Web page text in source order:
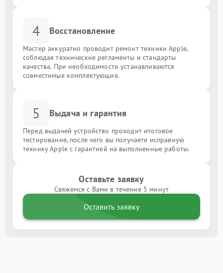
4 Восстановление
Мастер аккуратно проводит ремонт техники Apple,
соблюдая технические регламенты и стандарты
качества. При необходимости устанавливаются
совместимые комплектующие.
5 Выдача и гарантия
Перед выдачей устройство проходит итоговое
тестирование, после чего вы получаете исправную
технику Apple с гарантией на выполненные работы.
Оставьте заявку
Свяжемся с Вами в течение 5 минут
Оставить заявку